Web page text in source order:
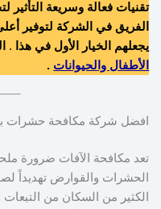
تقنيات فعالة وسريعة
الفريق في الشركة لتوفير
يجعلهم الخيار الأول في هذا .
الأطفال والحيوانات .
افضل شركة مكافحة حشرات
تعد مكافحة الآفات ضرورة
الحشرات والقوارض تهديداً
الكثير من السكان من التبعات